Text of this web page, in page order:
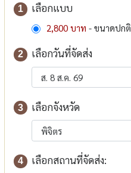
1 เลือกแบบ
2,800 บาท - ขนาดปกติ
2 เลือกวันที่จัดส่ง
3 เลือกจังหวัด
4 เลือกสถานที่จัดส่ง: